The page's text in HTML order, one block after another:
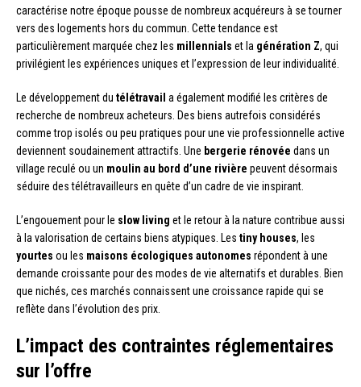
caractérise notre époque pousse de nombreux acquéreurs à se tourner
vers des logements hors du commun. Cette tendance est
particulièrement marquée chez les millennials et la génération Z, qui
privilégient les expériences uniques et l’expression de leur individualité.
Le développement du télétravail a également modifié les critères de
recherche de nombreux acheteurs. Des biens autrefois considérés
comme trop isolés ou peu pratiques pour une vie professionnelle active
deviennent soudainement attractifs. Une bergerie rénovée dans un
village reculé ou un moulin au bord d’une rivière peuvent désormais
séduire des télétravailleurs en quête d’un cadre de vie inspirant.
L’engouement pour le slow living et le retour à la nature contribue aussi
à la valorisation de certains biens atypiques. Les tiny houses, les
yourtes ou les maisons écologiques autonomes répondent à une
demande croissante pour des modes de vie alternatifs et durables. Bien
que nichés, ces marchés connaissent une croissance rapide qui se
reflète dans l’évolution des prix.
L’impact des contraintes réglementaires
sur l’offre